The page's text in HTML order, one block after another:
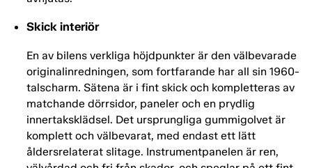
Skick interiör
En av bilens verkliga höjdpunkter är den välbevarade
originalinredningen, som fortfarande har all sin 1960-
talscharm. Sätena är i fint skick och kompletteras av
matchande dörrsidor, paneler och en prydlig
innertaksklädsel. Det ursprungliga gummigolvet är
komplett och välbevarat, med endast ett lätt
åldersrelaterat slitage. Instrumentpanelen är ren,